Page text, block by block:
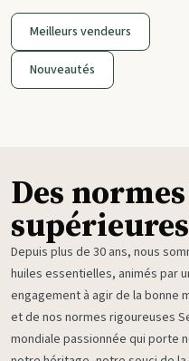
Meilleurs vendeurs
Nouveautés
Des
Depuis plus de 30 ans, nous
huiles essentielles, animés par
engagement à agir de la bonne
et de nos normes rigoureuses
mondiale passionnée qui porte